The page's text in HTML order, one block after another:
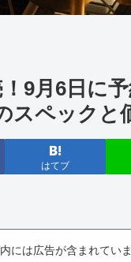
9月6日に
スペックと
はてブ
には広告が含まれてい